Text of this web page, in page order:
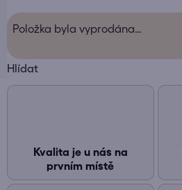
Položka byla vyprodána…
Hlídat
Kvalita je u nás na
prvním místě